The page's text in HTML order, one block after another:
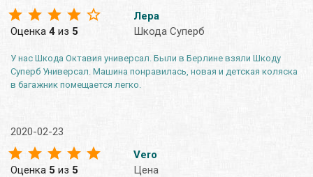
Оценка 4 из 5
Лера
Шкода Суперб
У нас Шкода Октавия универсал. Были в Берлине взяли Шкоду
Суперб Универсал. Машина понравилась, новая и детская коляска
в багажник помещается легко.
2020-02-23
Оценка 5 из 5
Vero
Цена